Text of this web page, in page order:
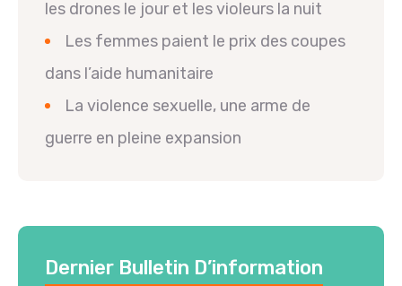
les drones le jour et les violeurs la nuit
Les femmes paient le prix des coupes
dans l’aide humanitaire
La violence sexuelle, une arme de
guerre en pleine expansion
Dernier Bulletin D’information